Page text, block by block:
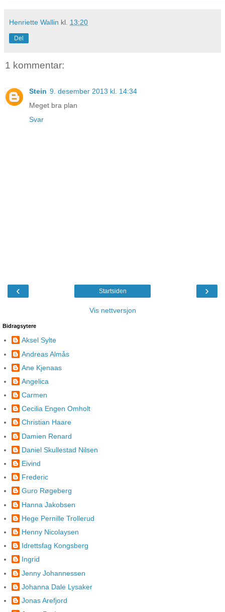
Henriette Wallin kl. 13:20
Del
1 kommentar:
Stein 9. desember 2013 kl. 14:34
Meget bra plan
Svar
‹ ›
Startsiden
Vis nettversjon
Bidragsytere
Aksel Sylte
Andreas Almås
Ane Kjenaas
Angelica
Carmen
Cecilia Engen Omholt
Christian Haare
Damien Renard
Daniel Skullestad Nilsen
Eivind
Frederic
Guro Røgeberg
Hanna Jakobsen
Hege Pernille Trollerud
Henny Nicolaysen
Idrettsfag Kongsberg
Ingrid
Jenny Johannessen
Johanna Dale Lysaker
Jonas Arefjord